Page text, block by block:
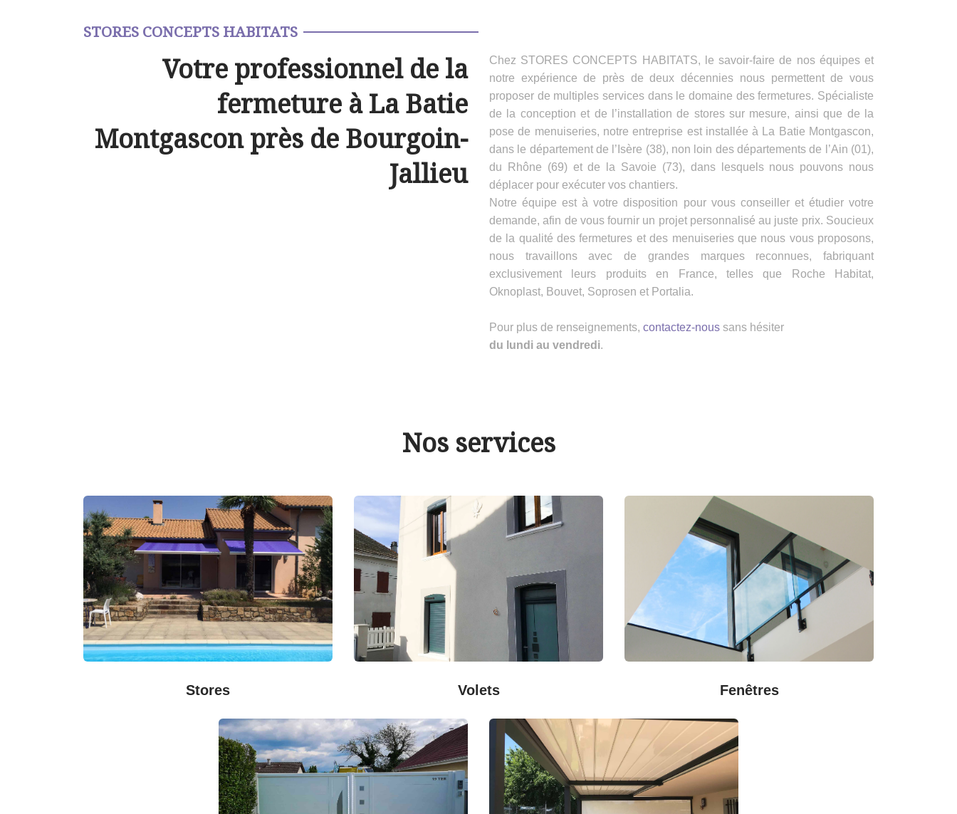
STORES CONCEPTS HABITATS
Votre professionnel de la
fermeture à La Batie
Montgascon près de Bourgoin-
Jallieu
Chez STORES CONCEPTS HABITATS, le savoir-faire de nos équipes et
notre expérience de près de deux décennies nous permettent de vous
proposer de multiples services dans le domaine des fermetures. Spécialiste
de la conception et de l’installation de stores sur mesure, ainsi que de la
pose de menuiseries, notre entreprise est installée à La Batie Montgascon,
dans le département de l’Isère (38), non loin des départements de l’Ain (01),
du Rhône (69) et de la Savoie (73), dans lesquels nous pouvons nous
déplacer pour exécuter vos chantiers.
Notre équipe est à votre disposition pour vous conseiller et étudier votre
demande, afin de vous fournir un projet personnalisé au juste prix. Soucieux
de la qualité des fermetures et des menuiseries que nous vous proposons,
nous travaillons avec de grandes marques reconnues, fabriquant
exclusivement leurs produits en France, telles que Roche Habitat,
Oknoplast, Bouvet, Soprosen et Portalia.
Pour plus de renseignements, contactez-nous sans hésiter
du lundi au vendredi.
Nos services
Stores Volets Fenêtres